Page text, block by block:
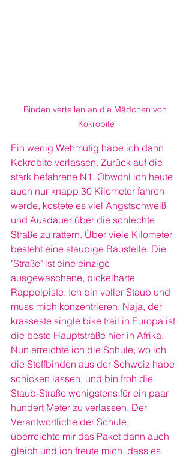
Binden verteilen an die Mädchen von
Kokrobite
Ein wenig Wehmütig habe ich dann
Kokrobite verlassen. Zurück auf die
stark befahrene N1. Obwohl ich heute
auch nur knapp 30 Kilometer fahren
werde, kostete es viel Angstschweiß
und Ausdauer über die schlechte
Straße zu rattern. Über viele Kilometer
besteht eine staubige Baustelle. Die
"Straße" ist eine einzige
ausgewaschene, pickelharte
Rappelpiste. Ich bin voller Staub und
muss mich konzentrieren. Naja, der
krasseste single bike trail in Europa ist
die beste Hauptstraße hier in Afrika.
Nun erreichte ich die Schule, wo ich
die Stoffbinden aus der Schweiz habe
schicken lassen, und bin froh die
Staub-Straße wenigstens für ein paar
hundert Meter zu verlassen. Der
Verantwortliche der Schule,
überreichte mir das Paket dann auch
gleich und ich freute mich, dass es